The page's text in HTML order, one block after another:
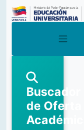
Buscador
de Oferta
Académica